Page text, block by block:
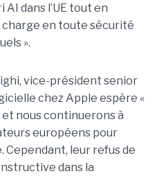
dans l’UE tout en
en toute sécurité
».
vice-président senior
chez Apple espère «
nous continuerons à
européens pour
Cependant, leur refus de
dans la